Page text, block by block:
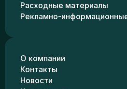
Расходные материалы
Рекламно-
О компании
Контакты
Новости